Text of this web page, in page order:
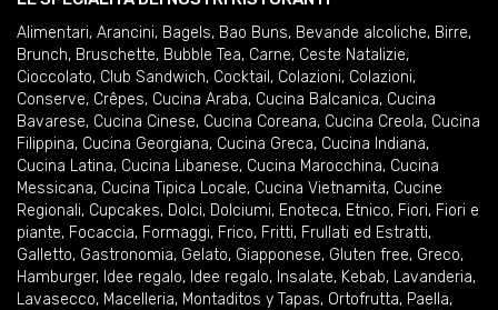
Alimentari, Arancini, Bagels, Bao Buns, Bevande alcoliche, Birre,
Brunch, Bruschette, Bubble Tea, Carne, Ceste Natalizie,
Cioccolato, Club Sandwich, Cocktail , Colazioni, Colazioni,
Conserve, Crêpes, Cucina Araba, Cucina Balcanica, Cucina
Bavarese, Cucina Cinese, Cucina Coreana, Cucina Creola, Cucina
Filippina, Cucina Georgiana, Cucina Greca, Cucina Indiana,
Cucina Latina, Cucina Libanese, Cucina Marocchina, Cucina
Messicana, Cucina Tipica Locale, Cucina Vietnamita, Cucine
Regionali, Cupcakes, Dolci, Dolciumi, Enoteca, Etnico, Fiori, Fiori e
piante, Focaccia, Formaggi, Frico, Fritti, Frullati ed Estratti,
Galletto, Gastronomia, Gelato, Giapponese, Gluten free, Greco,
Hamburger, Idee regalo, Idee regalo, Insalate, Kebab, Lavanderia,
Lavasecco, Macelleria, Montaditos y Tapas, Ortofrutta, Paella,